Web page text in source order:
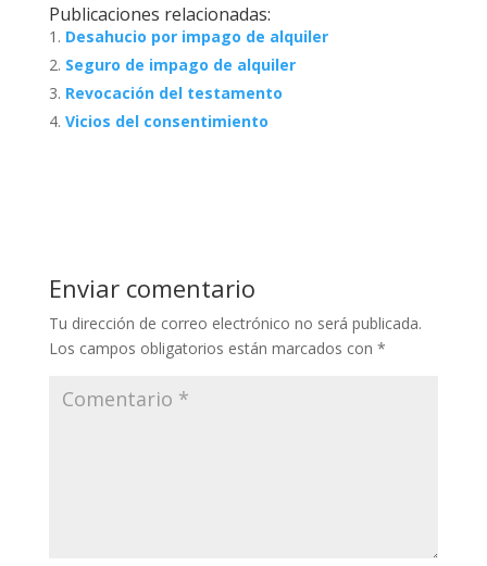
Publicaciones relacionadas:
Desahucio por impago de alquiler
Seguro de impago de alquiler
Revocación del testamento
Vicios del consentimiento
Enviar comentario
Tu dirección de correo electrónico no será publicada.
Los campos obligatorios están marcados con *